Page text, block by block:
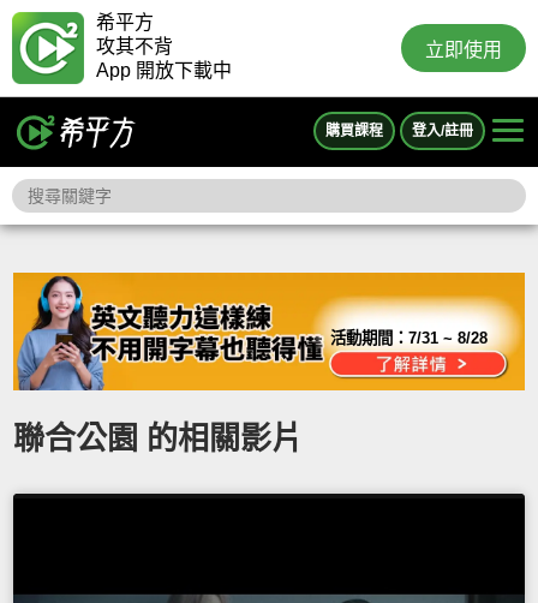
希平方
攻其不背
App 開放下載中
立即使用
購買課程 登入/註冊
活動期間：7/31 ~ 8/28
聯合公園 的相關影片